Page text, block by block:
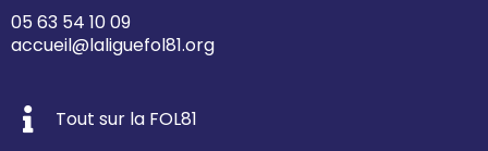
05 63 54 10 09
accueil@laliguefol81.org
Tout sur la FOL81